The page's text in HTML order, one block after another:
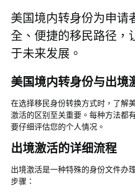
美国境内转身份为申请
全、便捷的移民路径，
于未来发展。
美国境内转身份与出境
在选择移民身份转换方式时，了解
激活的区别至关重要。每种方法都
要仔细评估您的个人情况。
出境激活的详细流程
出境激活是一种特殊的身份文件办
步骤：